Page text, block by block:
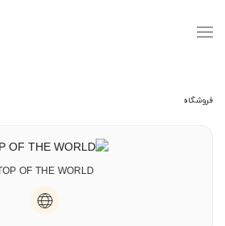
فروشگاه
OF THE WORLD